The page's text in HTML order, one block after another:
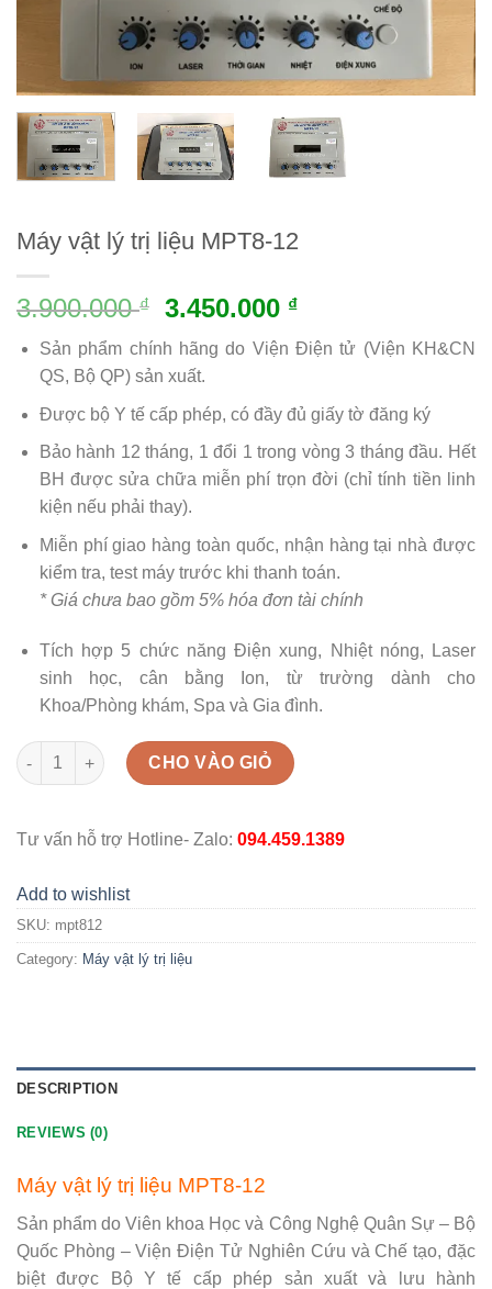
Máy vật lý trị liệu MPT8-12
3.900.000₫ 3.450.000 ₫
Sản phẩm chính hãng do Viện Điện tử (Viện KH&CN
QS, Bộ QP) sản xuất.
Được bộ Y tế cấp phép, có đầy đủ giấy tờ đăng ký
Bảo hành 12 tháng, 1 đổi 1 trong vòng 3 tháng đầu. Hết
BH được sửa chữa miễn phí trọn đời (chỉ tính tiền linh
kiện nếu phải thay).
Miễn phí giao hàng toàn quốc, nhận hàng tại nhà được
kiểm tra, test máy trước khi thanh toán.
* Giá chưa bao gồm 5% hóa đơn tài chính
Tích hợp 5 chức năng Điện xung, Nhiệt nóng, Laser
sinh học, cân bằng Ion, từ trường dành cho
Khoa/Phòng khám, Spa và Gia đình.
Máy vật lý trị liệu MPT8-12 quantity
CHO VÀO GIỎ
Tư vấn hỗ trợ Hotline- Zalo: 094.459.1389
Add to wishlist
SKU: mpt812
Category: Máy vật lý trị liệu
DESCRIPTION
REVIEWS (0)
Máy vật lý trị liệu MPT8-12
Sản phẩm do Viên khoa Học và Công Nghệ Quân Sự – Bộ
Quốc Phòng – Viện Điện Tử Nghiên Cứu và Chế tạo, đặc
biệt được Bộ Y tế cấp phép sản xuất và lưu hành